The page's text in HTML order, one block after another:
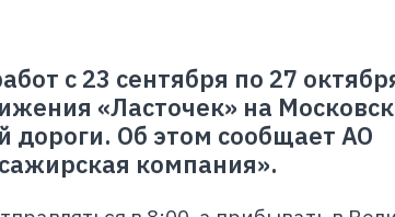
с 23 сентября по 27
«Ласточек» на
дороги. Об этом сообщает АО
компания».